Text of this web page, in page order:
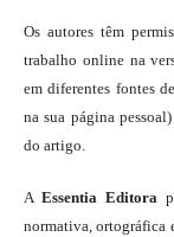
Os autores têm
trabalho online na
em diferentes fontes
na sua página
do artigo.
A Essentia Editora
normativa, ortográfica